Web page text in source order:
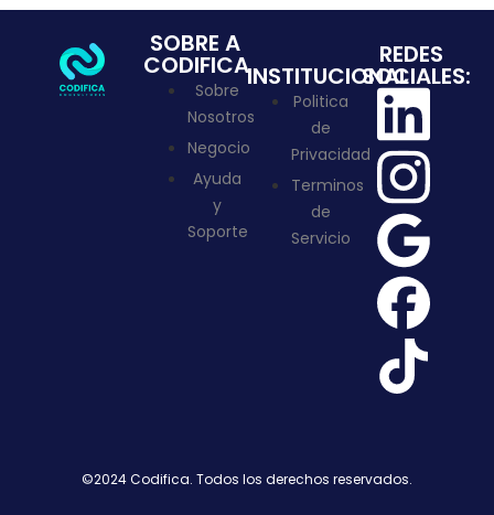
SOBRE A
CODIFICA
Sobre
Nosotros
Negocio
Ayuda
y
Soporte
INSTITUCIONAL
Politica
de
Privacidad
Terminos
de
Servicio
REDES
SOCIALES:
©2024 Codifica. Todos los derechos reservados.